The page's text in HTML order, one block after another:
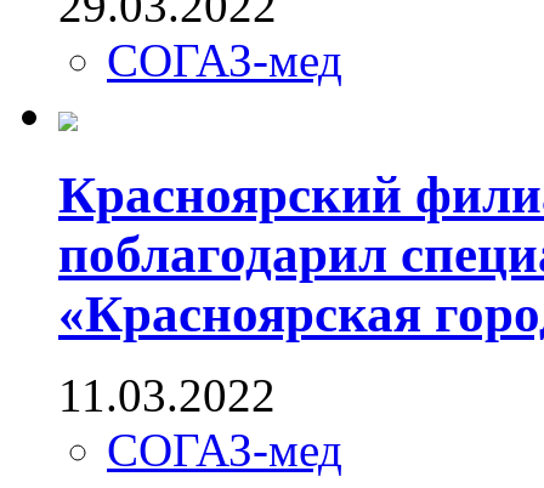
СОГАЗ-мед
Красноярский
поблагодарил
«Красноярская
11.03.2022
СОГАЗ-мед